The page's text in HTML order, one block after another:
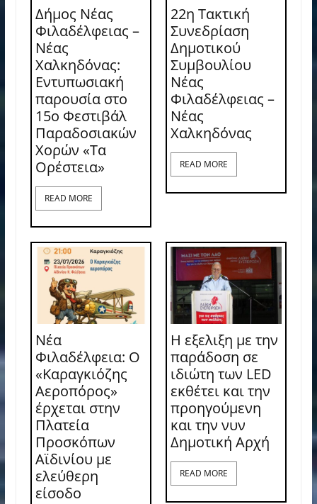
Δήμος Νέας
Φιλαδέλφειας –
Νέας
Χαλκηδόνας:
Εντυπωσιακή
παρουσία στο
15ο Φεστιβάλ
Παραδοσιακών
Χορών «Τα
Ορέστεια»
READ MORE
22η Τακτική
Συνεδρίαση
Δημοτικού
Συμβουλίου
Νέας
Φιλαδέλφειας –
Νέας
Χαλκηδόνας
READ MORE
Νέα
Φιλαδέλφεια: Ο
«Καραγκιόζης
Αεροπόρος»
έρχεται στην
Πλατεία
Προσκόπων
Αϊδινίου με
ελεύθερη
είσοδο
Η εξελιξη με την
παράδοση σε
ιδιώτη των LED
εκθέτει και την
προηγούμενη
και την νυν
Δημοτική Αρχή
READ MORE